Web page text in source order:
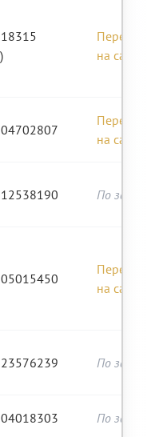
Перейти
на сайт
Перейти
на сайт
По
Перейти
на сайт
По
По